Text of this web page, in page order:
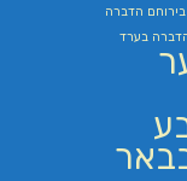
הדברה
בערד